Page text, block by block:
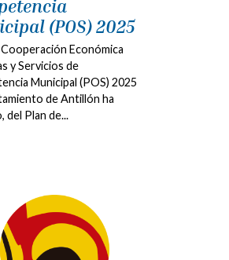
(POS) 2025
Cooperación Económica
y Servicios de
Municipal (POS) 2025
de Antillón ha
del Plan de...